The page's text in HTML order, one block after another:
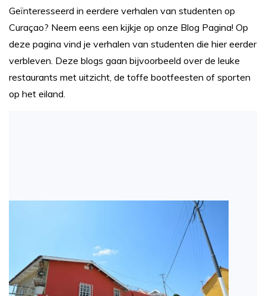
Geïnteresseerd in eerdere verhalen van studenten op
Curaçao? Neem eens een kijkje op onze Blog Pagina! Op
deze pagina vind je verhalen van studenten die hier eerder
verbleven. Deze blogs gaan bijvoorbeeld over de leuke
restaurants met uitzicht, de toffe bootfeesten of sporten
op het eiland.